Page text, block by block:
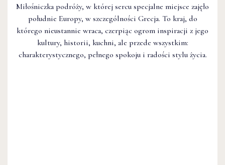
Miłośniczka podróży, w której sercu specjalne miejsce zajęło
południe Europy, w szczególności Grecja. To kraj, do
którego nieustannie wraca, czerpiąc ogrom inspiracji z jego
kultury, historii, kuchni, ale przede wszystkim:
charakterystycznego, pełnego spokoju i radości stylu życia.